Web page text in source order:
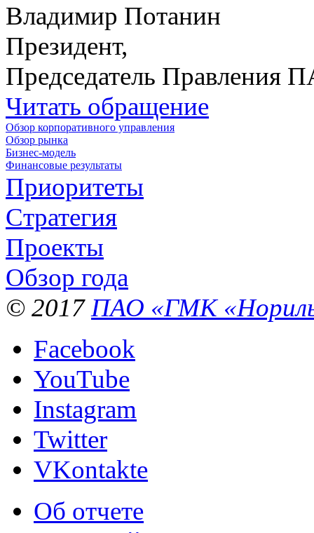
Владимир Потанин
Президент,
Председатель Правления
Читать обращение
Обзор корпоративного управления
Обзор рынка
Бизнес-модель
Финансовые результаты
Приоритеты
Стратегия
Проекты
Обзор года
© 2017 ПАО «ГМК
Facebook
YouTube
Instagram
Twitter
VKontakte
Об отчете